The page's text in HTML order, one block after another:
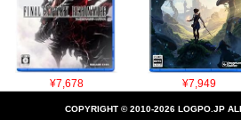
¥7,678 ¥7,949
COPYRIGHT © 2010-2026 LOGPO.JP